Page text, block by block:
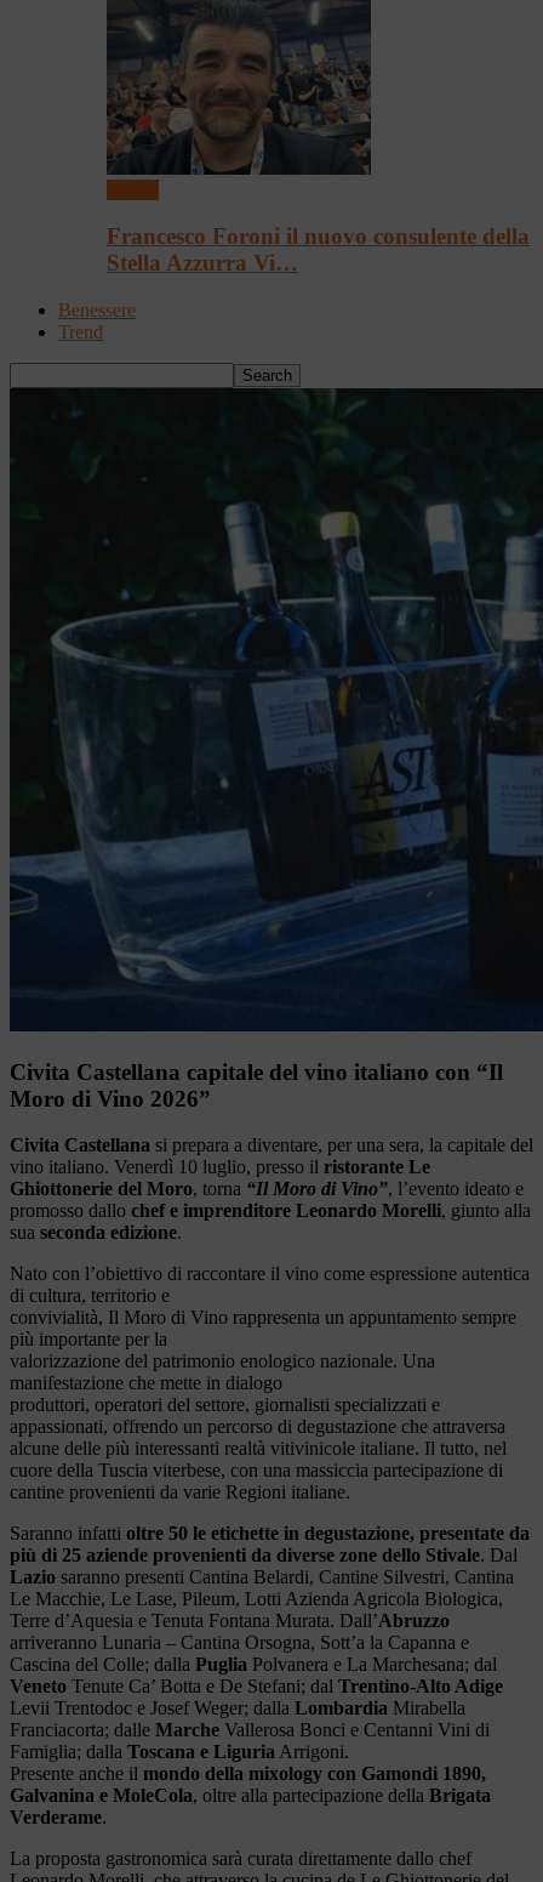
Francesco Foroni il nuovo consulente della
Stella Azzurra Vi…
Benessere
Trend
Civita Castellana capitale del vino italiano con “Il
Moro di Vino 2026”
Civita Castellana si prepara a diventare, per una sera, la capitale del
vino italiano. Venerdì 10 luglio, presso il ristorante Le
Ghiottonerie del Moro, torna “Il Moro di Vino”, l’evento ideato e
promosso dallo chef e imprenditore Leonardo Morelli, giunto alla
sua seconda edizione.
Nato con l’obiettivo di raccontare il vino come espressione autentica
di cultura, territorio e
convivialità, Il Moro di Vino rappresenta un appuntamento sempre
più importante per la
valorizzazione del patrimonio enologico nazionale. Una
manifestazione che mette in dialogo
produttori, operatori del settore, giornalisti specializzati e
appassionati, offrendo un percorso di degustazione che attraversa
alcune delle più interessanti realtà vitivinicole italiane. Il tutto, nel
cuore della Tuscia viterbese, con una massiccia partecipazione di
cantine provenienti da varie Regioni italiane.
Saranno infatti oltre 50 le etichette in degustazione, presentate da
più di 25 aziende provenienti da diverse zone dello Stivale. Dal
Lazio saranno presenti Cantina Belardi, Cantine Silvestri, Cantina
Le Macchie, Le Lase, Pileum, Lotti Azienda Agricola Biologica,
Terre d’Aquesia e Tenuta Fontana Murata. Dall’Abruzzo
arriveranno Lunaria – Cantina Orsogna, Sott’a la Capanna e
Cascina del Colle; dalla Puglia Polvanera e La Marchesana; dal
Veneto Tenute Ca’ Botta e De Stefani; dal Trentino-Alto Adige
Levii Trentodoc e Josef Weger; dalla Lombardia Mirabella
Franciacorta; dalle Marche Vallerosa Bonci e Centanni Vini di
Famiglia; dalla Toscana e LiguriaArrigoni.
Presente anche il mondo della mixology con Gamondi 1890,
Galvanina e MoleCola, oltre alla partecipazione della Brigata
Verderame.
La proposta gastronomica sarà curata direttamente dallo chef